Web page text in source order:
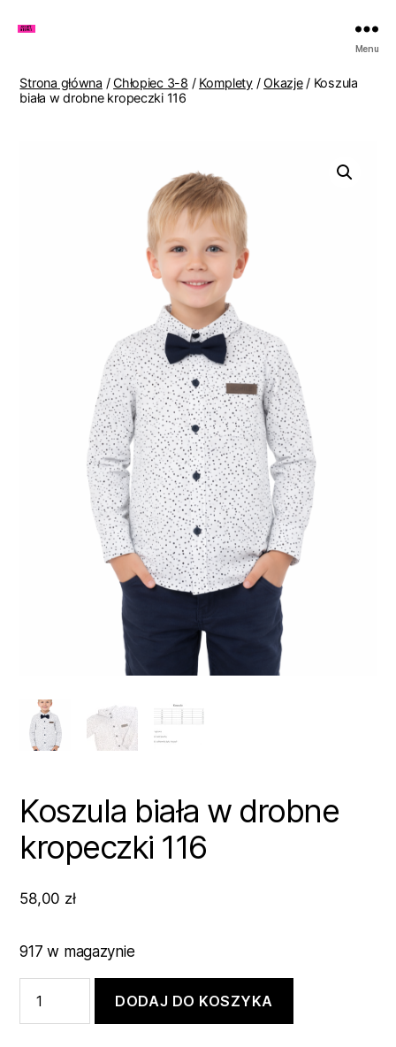
Lenki
Menu
Strona główna /Chłopiec 3-8 / Komplety/Okazje/ Koszula
biała w drobne kropeczki 116
Koszula biała w drobne
kropeczki 116
58,00 zł
917 w magazynie
Koszula
biała
DODAJ DO KOSZYKA